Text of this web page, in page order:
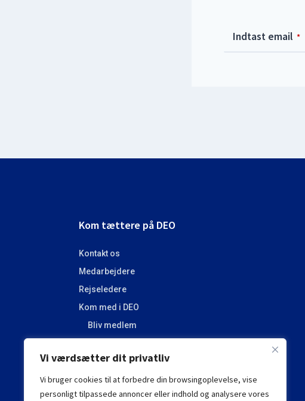
Vi værdsætter dit privatliv
Vi bruger cookies til at forbedre din browsingoplevelse, vise
personligt tilpassede annoncer eller indhold og analysere vores
Email *
Indtast email *
Kom tættere på DEO
Kontakt os
Medarbejdere
Rejseledere
Kom med i DEO
Bliv medlem
Få nyheder fra DEO - tilmeld dig nyhedsbrevet